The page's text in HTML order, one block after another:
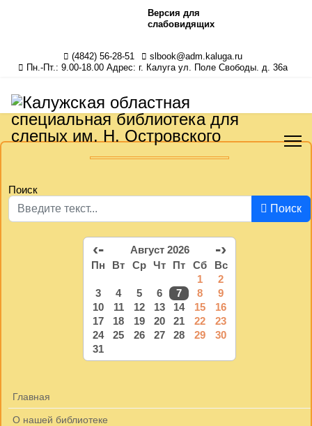
Версия для
слабовидящих
(4842) 56-28-51
slbook@adm.kaluga.ru
Пн.-Пт.: 9.00-18.00 Адрес: г. Калуга ул. Поле Свободы. д. 36а
Поиск
Поиск
‹- Август 2026 -›
Пн Вт Ср Чт Пт Сб
Вс
1
2
3
4 5 6 7 8
9
10
11 12 13 14 15
16
17
18 19 20 21 22
23
24
25 26 27 28 29
30
31
Главная
О нашей библиотеке